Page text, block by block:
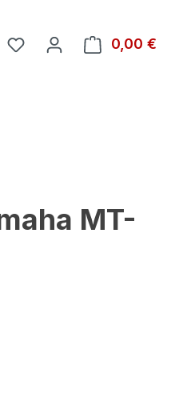
Du hast 0 Produkte auf
0,00 €
MT-